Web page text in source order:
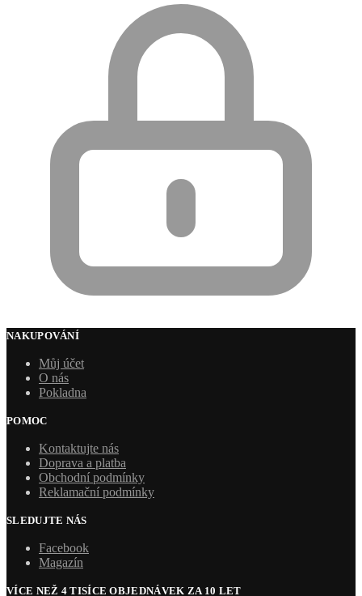
NAKUPOVÁNÍ
Můj účet
O nás
Pokladna
POMOC
Kontaktujte nás
Doprava a platba
Obchodní podmínky
Reklamační podmínky
SLEDUJTE NÁS
Facebook
Magazín
VÍCE NEŽ 4 TISÍCE OBJEDNÁVEK ZA 10 LET